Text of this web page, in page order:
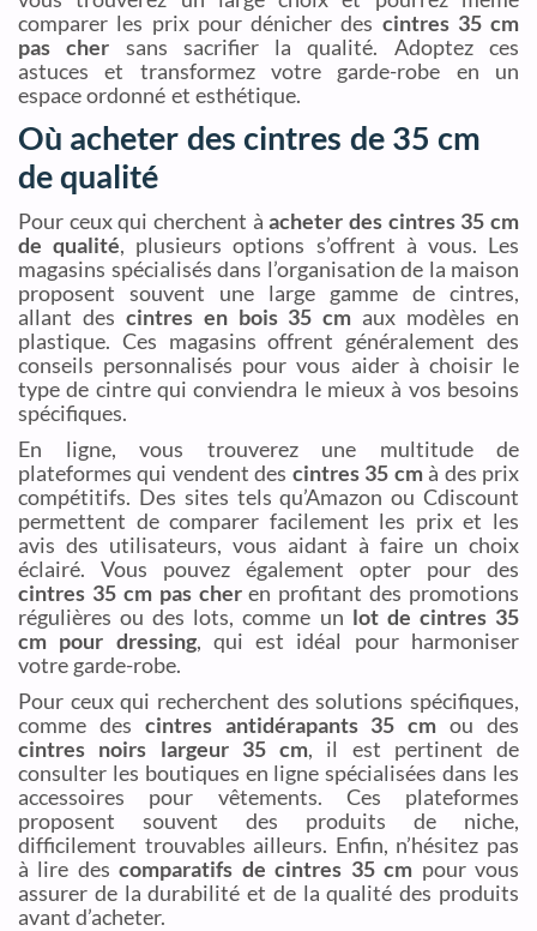
comparer les prix pour dénicher des cintres 35 cm
pas cher sans sacrifier la qualité. Adoptez ces
astuces et transformez votre garde-robe en un
espace ordonné et esthétique.
Où acheter des cintres de 35 cm
de qualité
Pour ceux qui cherchent àacheter des cintres 35 cm
de qualité, plusieurs options s’offrent à vous. Les
magasins spécialisés dans l’organisation de la maison
proposent souvent une large gamme de cintres,
allant des cintres en bois 35 cm aux modèles en
plastique. Ces magasins offrent généralement des
conseils personnalisés pour vous aider à choisir le
type de cintre qui conviendra le mieux à vos besoins
spécifiques.
En ligne, vous trouverez une multitude de
plateformes qui vendent des cintres 35 cmà des prix
compétitifs. Des sites tels qu’Amazon ou Cdiscount
permettent de comparer facilement les prix et les
avis des utilisateurs, vous aidant à faire un choix
éclairé. Vous pouvez également opter pour des
cintres 35 cm pas cheren profitant des promotions
régulières ou des lots, comme un lot de cintres 35
cm pour dressing, qui est idéal pour harmoniser
votre garde-robe.
Pour ceux qui recherchent des solutions spécifiques,
comme des cintres antidérapants 35 cm ou des
cintres noirs largeur 35 cm, il est pertinent de
consulter les boutiques en ligne spécialisées dans les
accessoires pour vêtements. Ces plateformes
proposent souvent des produits de niche,
difficilement trouvables ailleurs. Enfin, n’hésitez pas
à lire descomparatifs de cintres 35 cm pour vous
assurer de la durabilité et de la qualité des produits
avant d’acheter.